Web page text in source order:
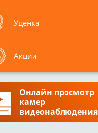
Уценка
Акции
Онлайн просмотр
камер
видеонаблюдения